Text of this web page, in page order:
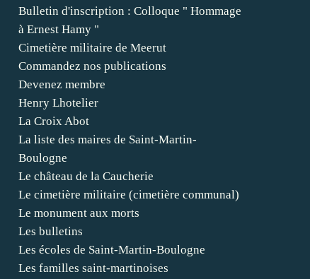
Bulletin d'inscription : Colloque " Hommage
à Ernest Hamy "
Cimetière militaire de Meerut
Commandez nos publications
Devenez membre
Henry Lhotelier
La Croix Abot
La liste des maires de Saint-Martin-
Boulogne
Le château de la Caucherie
Le cimetière militaire (cimetière communal)
Le monument aux morts
Les bulletins
Les écoles de Saint-Martin-Boulogne
Les familles saint-martinoises